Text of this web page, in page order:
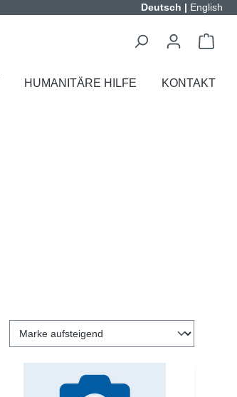
Deutsch | English
HUMANITÄRE HILFE KONTAKT